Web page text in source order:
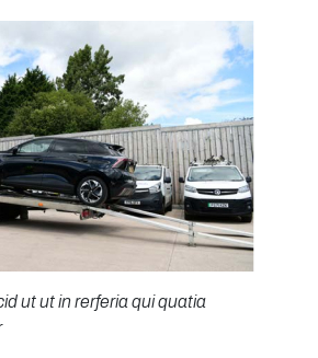
ut ut in rerferia qui quatia